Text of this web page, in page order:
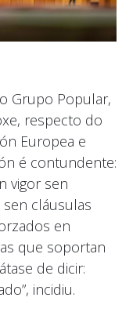
Grupo Popular,
respecto do
Europea e
é contundente:
vigor sen
cláusulas
en
que soportan
de dicir:
incidiu.